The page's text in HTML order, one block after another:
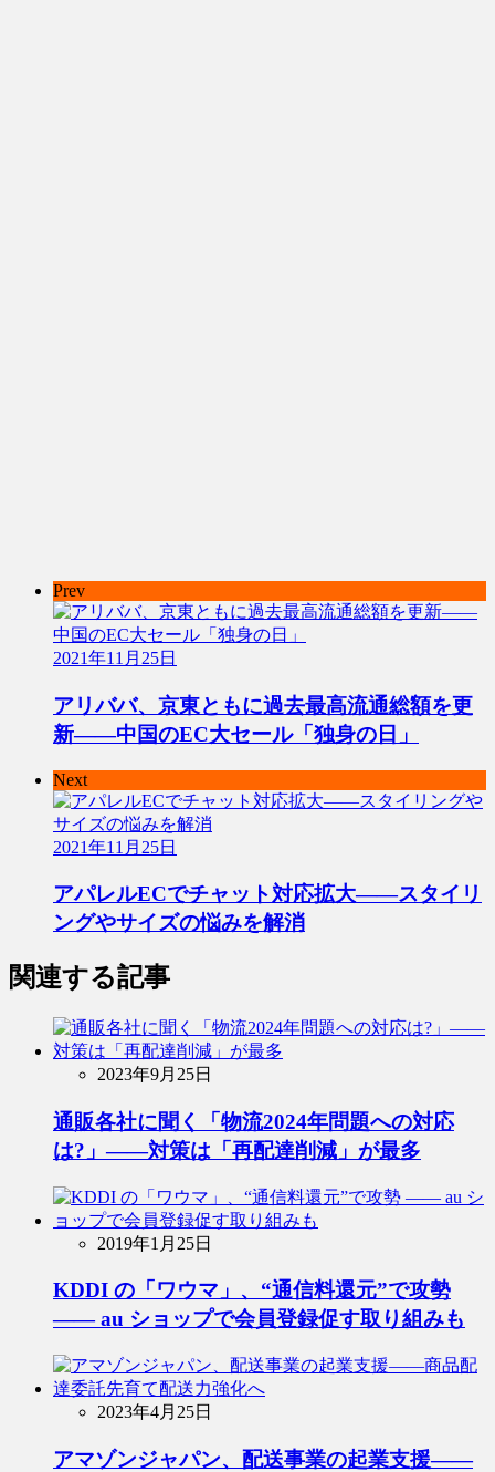
Prev
2021年11月25日
アリババ、京東ともに過去最高流通総額を更
新――中国のEC大セール「独身の日」
Next
2021年11月25日
アパレルECでチャット対応拡大――スタイリ
ングやサイズの悩みを解消
関連する記事
2023年9月25日
通販各社に聞く「物流2024年問題への対応
は?」――対策は「再配達削減」が最多
2019年1月25日
KDDI の「ワウマ」、“通信料還元”で攻勢
―― au ショップで会員登録促す取り組みも
2023年4月25日
アマゾンジャパン、配送事業の起業支援――